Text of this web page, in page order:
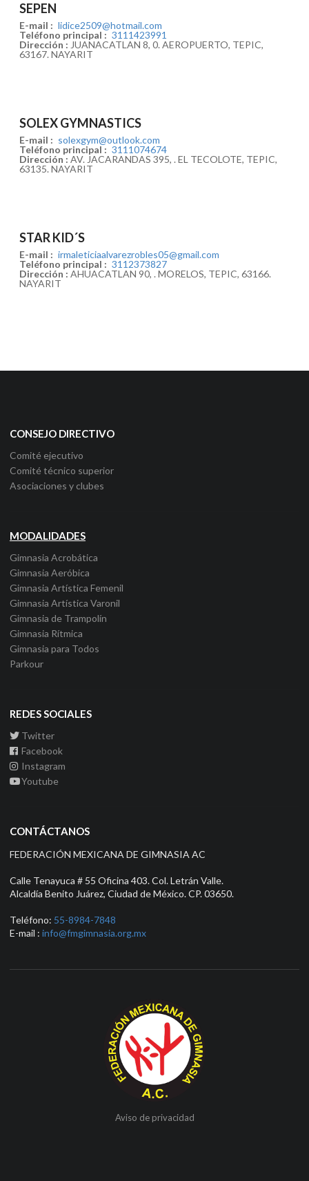
SEPEN
E-mail : lidice2509@hotmail.com
Teléfono principal : 3111423991
Dirección : JUANACATLAN 8, 0. AEROPUERTO, TEPIC,
63167. NAYARIT
SOLEX GYMNASTICS
E-mail : solexgym@outlook.com
Teléfono principal : 3111074674
Dirección : AV. JACARANDAS 395, . EL TECOLOTE, TEPIC,
63135. NAYARIT
STAR KID´S
E-mail : irmaleticiaalvarezrobles05@gmail.com
Teléfono principal : 3112373827
Dirección : AHUACATLAN 90, . MORELOS, TEPIC, 63166.
NAYARIT
CONSEJO DIRECTIVO
Comité ejecutivo
Comité técnico superior
Asociaciones y clubes
MODALIDADES
Gimnasia Acrobática
Gimnasia Aeróbica
Gimnasia Artística Femenil
Gimnasia Artística Varonil
Gimnasia de Trampolín
Gimnasia Rítmica
Gimnasia para Todos
Parkour
REDES SOCIALES
Twitter
Facebook
Instagram
Youtube
CONTÁCTANOS
FEDERACIÓN MEXICANA DE GIMNASIA AC
Calle Tenayuca # 55 Oficina 403. Col. Letrán Valle.
Alcaldía Benito Juárez, Ciudad de México. CP. 03650.
Teléfono: 55-8984-7848
E-mail : info@fmgimnasia.org.mx
Aviso de privacidad